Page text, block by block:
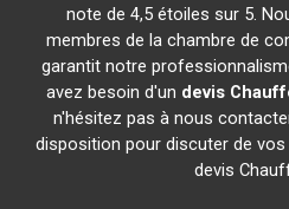
note de 4,5 étoiles sur 5.
membres de la chambre de
garantit notre
avez besoin d'un devis
n'hésitez pas à nous
disposition pour discuter de
devis